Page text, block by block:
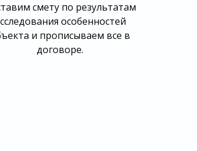
смету по результатам
особенностей
и прописываем все в
договоре.